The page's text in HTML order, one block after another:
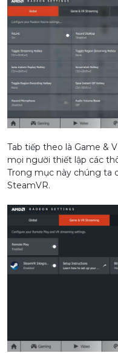
Tab tiếp theo là Game &
mọi người thiết lập các
Trong mục này chúng ta
SteamVR.